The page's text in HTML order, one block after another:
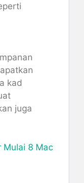
kad
juga
Mulai 8 Mac